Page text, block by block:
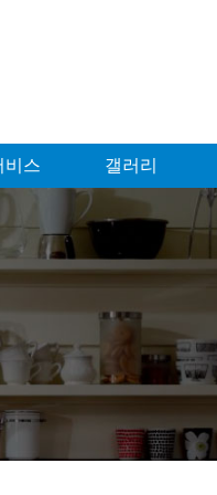
비스 갤러리